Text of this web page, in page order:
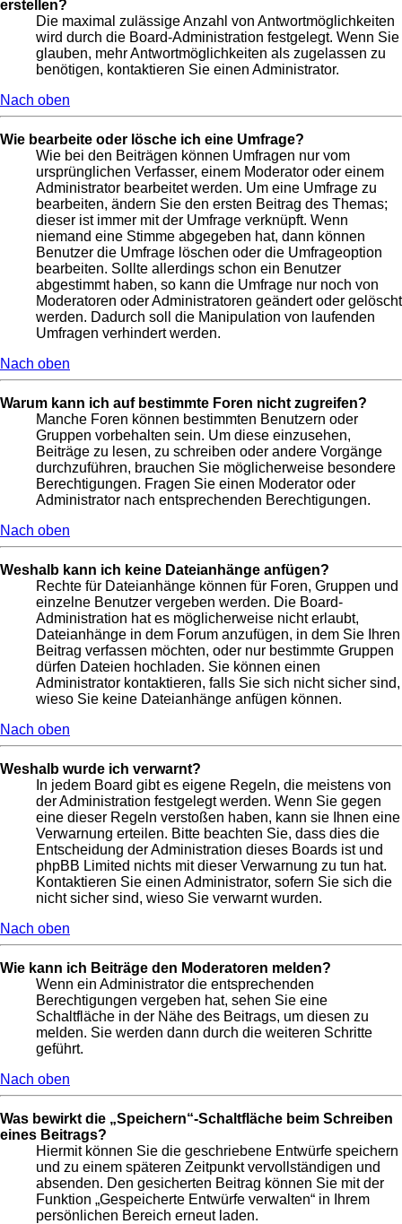
erstellen?
Die maximal zulässige Anzahl von Antwortmöglichkeiten
wird durch die Board-Administration festgelegt. Wenn Sie
glauben, mehr Antwortmöglichkeiten als zugelassen zu
benötigen, kontaktieren Sie einen Administrator.
Nach oben
Wie bearbeite oder lösche ich eine Umfrage?
Wie bei den Beiträgen können Umfragen nur vom
ursprünglichen Verfasser, einem Moderator oder einem
Administrator bearbeitet werden. Um eine Umfrage zu
bearbeiten, ändern Sie den ersten Beitrag des Themas;
dieser ist immer mit der Umfrage verknüpft. Wenn
niemand eine Stimme abgegeben hat, dann können
Benutzer die Umfrage löschen oder die Umfrageoption
bearbeiten. Sollte allerdings schon ein Benutzer
abgestimmt haben, so kann die Umfrage nur noch von
Moderatoren oder Administratoren geändert oder gelöscht
werden. Dadurch soll die Manipulation von laufenden
Umfragen verhindert werden.
Nach oben
Warum kann ich auf bestimmte Foren nicht zugreifen?
Manche Foren können bestimmten Benutzern oder
Gruppen vorbehalten sein. Um diese einzusehen,
Beiträge zu lesen, zu schreiben oder andere Vorgänge
durchzuführen, brauchen Sie möglicherweise besondere
Berechtigungen. Fragen Sie einen Moderator oder
Administrator nach entsprechenden Berechtigungen.
Nach oben
Weshalb kann ich keine Dateianhänge anfügen?
Rechte für Dateianhänge können für Foren, Gruppen und
einzelne Benutzer vergeben werden. Die Board-
Administration hat es möglicherweise nicht erlaubt,
Dateianhänge in dem Forum anzufügen, in dem Sie Ihren
Beitrag verfassen möchten, oder nur bestimmte Gruppen
dürfen Dateien hochladen. Sie können einen
Administrator kontaktieren, falls Sie sich nicht sicher sind,
wieso Sie keine Dateianhänge anfügen können.
Nach oben
Weshalb wurde ich verwarnt?
In jedem Board gibt es eigene Regeln, die meistens von
der Administration festgelegt werden. Wenn Sie gegen
eine dieser Regeln verstoßen haben, kann sie Ihnen eine
Verwarnung erteilen. Bitte beachten Sie, dass dies die
Entscheidung der Administration dieses Boards ist und
phpBB Limited nichts mit dieser Verwarnung zu tun hat.
Kontaktieren Sie einen Administrator, sofern Sie sich die
nicht sicher sind, wieso Sie verwarnt wurden.
Nach oben
Wie kann ich Beiträge den Moderatoren melden?
Wenn ein Administrator die entsprechenden
Berechtigungen vergeben hat, sehen Sie eine
Schaltfläche in der Nähe des Beitrags, um diesen zu
melden. Sie werden dann durch die weiteren Schritte
geführt.
Nach oben
Was bewirkt die „Speichern“-Schaltfläche beim Schreiben
eines Beitrags?
Hiermit können Sie die geschriebene Entwürfe speichern
und zu einem späteren Zeitpunkt vervollständigen und
absenden. Den gesicherten Beitrag können Sie mit der
Funktion „Gespeicherte Entwürfe verwalten“ in Ihrem
persönlichen Bereich erneut laden.